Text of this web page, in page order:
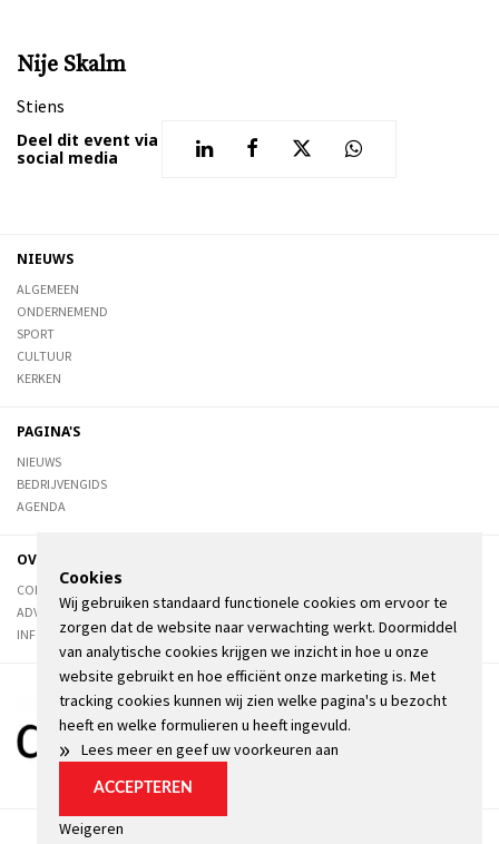
Nije Skalm
Stiens
Deel dit event via
social media
NIEUWS
ALGEMEEN
ONDERNEMEND
SPORT
CULTUUR
KERKEN
PAGINA'S
NIEUWS
BEDRIJVENGIDS
AGENDA
OVER DE STIENSER
CONTACT
ADVERTEREN
INFORMATIE
Algemene voorwaarden
Cookies
Wij gebruiken standaard functionele cookies om ervoor te
zorgen dat de website naar verwachting werkt. Doormiddel
van analytische cookies krijgen we inzicht in hoe u onze
website gebruikt en hoe efficiënt onze marketing is. Met
tracking cookies kunnen wij zien welke pagina's u bezocht
heeft en welke formulieren u heeft ingevuld.
» Lees meer en geef uw voorkeuren aan
ACCEPTEREN
Weigeren